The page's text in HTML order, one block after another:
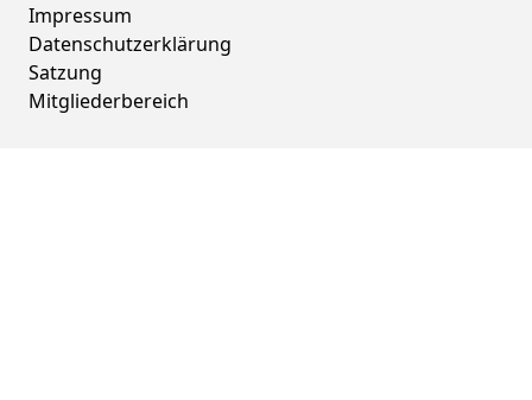
Impressum
Datenschutzerklärung
Satzung
Mitgliederbereich